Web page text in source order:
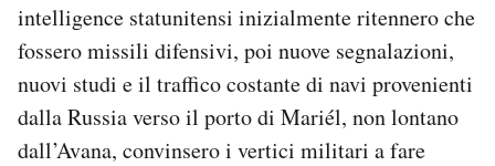
intelligence statunitensi inizialmente ritennero che
fossero missili difensivi, poi nuove segnalazioni,
nuovi studi e il traffico costante di navi provenienti
dalla Russia verso il porto di Mariél, non lontano
dall’Avana, convinsero i vertici militari a fare